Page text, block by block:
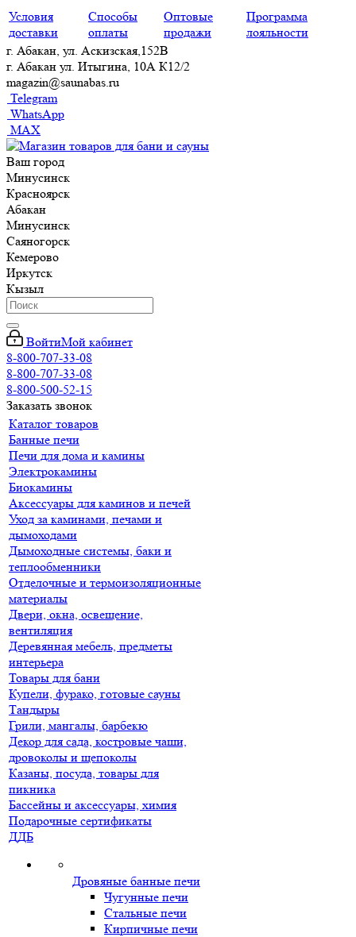
Условия
доставки
Способы
оплаты
Оптовые
продажи
Программа
лояльности
г. Абакан, ул. Аскизская,152В
г. Абакан ул. Итыгина, 10А К12/2
magazin@saunabas.ru
Telegram
WhatsApp
MAX
Ваш город
Минусинск
Красноярск
Абакан
Минусинск
Саяногорск
Кемерово
Иркутск
Кызыл
ВойтиМой кабинет
8-800-707-33-08
8-800-707-33-08
8-800-500-52-15
Заказать звонок
Каталог товаров
Банные печи
Печи для дома и камины
Электрокамины
Биокамины
Аксессуары для каминов и печей
Уход за каминами, печами и
дымоходами
Дымоходные системы, баки и
теплообменники
Отделочные и термоизоляционные
материалы
Двери, окна, освещение,
вентиляция
Деревянная мебель, предметы
интерьера
Товары для бани
Купели, фурако, готовые сауны
Тандыры
Грили, мангалы, барбекю
Декор для сада, костровые чаши,
дровоколы и щепоколы
Казаны, посуда, товары для
пикника
Бассейны и аксессуары, химия
Подарочные сертификаты
ДДБ
Дровяные банные печи
Чугунные печи
Стальные печи
Кирпичные печи